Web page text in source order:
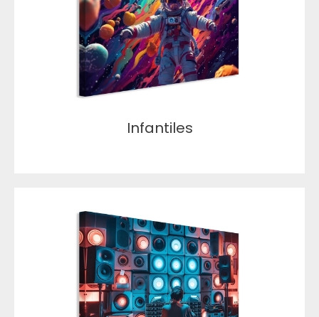
Infantiles